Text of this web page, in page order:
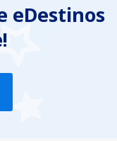
eDestinos